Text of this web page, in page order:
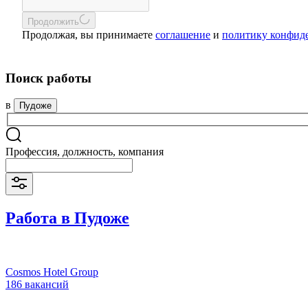
Продолжить
Продолжая, вы принимаете соглашение и политику
Поиск работы
в Пудоже
Профессия, должность, компания
Работа в Пудоже
Cosmos Hotel Group
186 вакансий